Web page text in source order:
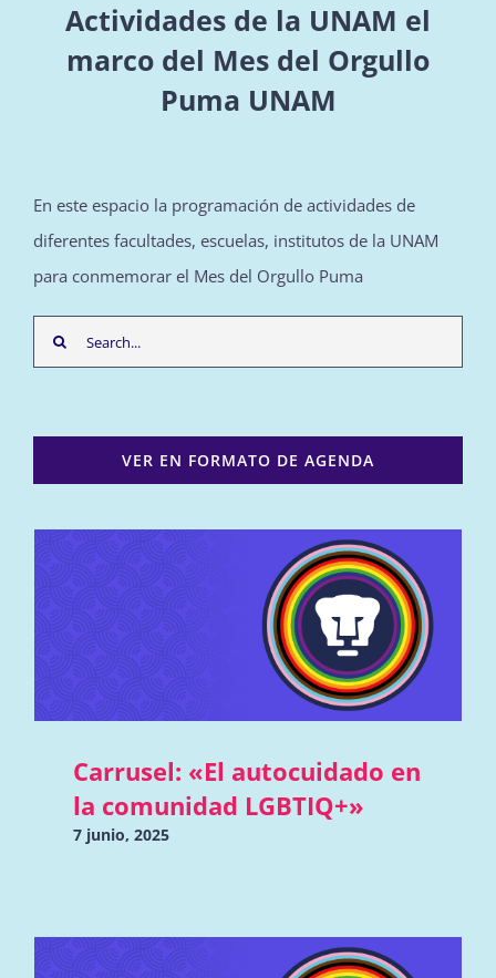
Actividades de la UNAM el
marco del Mes del Orgullo
Puma UNAM
En este espacio la programación de actividades de
diferentes facultades, escuelas, institutos de la UNAM
para conmemorar el Mes del Orgullo Puma
Search
for:
VER EN FORMATO DE AGENDA
Carrusel: «El autocuidado en
la comunidad LGBTIQ+»
7 junio, 2025